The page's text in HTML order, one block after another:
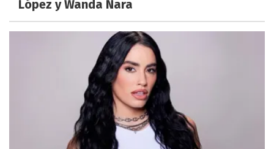
López y Wanda Nara